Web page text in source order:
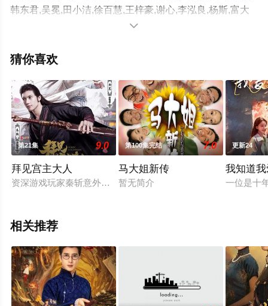
韩东君,吴冕,田小洁,徐百慧,王梓豪,谢心,李泓良,杨斯,富大
龙,曹磊,李洪涛,黄曼,张喜前,李宝安,朱辉,刘涛,刘凯,红花,周
渟,许之糯,李田野,陈伟栋,刘恒甫,王学东,娜菲莎,瞿楚原等演
完结），手机免费观看高清无删减完整版电视剧全集就上
天堂电影网，更多相关信息可移步至豆瓣电视剧、电视猫
或剧情网等平台了解。

猜你喜欢
第21集 9.0
拜见宫主大人
资深游戏玩家秦斩意外穿越到了自己玩了10年的《新天龙八部
第100集完结 7.0
马大姐新传
暂无简介
更新24
我知道
一位是十
相关推荐